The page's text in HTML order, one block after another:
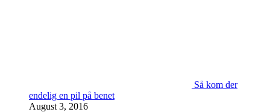
Så kom der
endelig en pil på benet
August 3, 2016